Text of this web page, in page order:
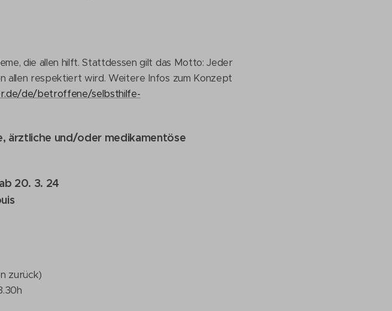
die allen hilft. Stattdessen gilt das Motto: Jeder
allen respektiert wird. Weitere Infos zum Konzept
de/betroffene/selbsthilfe-
ärztliche und/oder medikamentöse
20. 3. 24
zurück)